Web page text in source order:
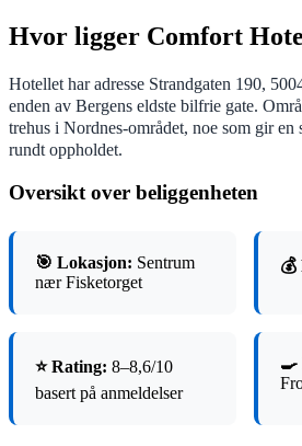
Hvor ligger Comfort
Hotellet har adresse Strandgaten 190,
enden av Bergens eldste bilfrie gate.
trehus i Nordnes-området, noe som gir en
rundt oppholdet.
Oversikt over beliggenheten
🎯 Lokasjon: Sentrum
nær Fisketorget
💰
⭐ Rating: 8–8,6/10
basert på anmeldelser
🍳